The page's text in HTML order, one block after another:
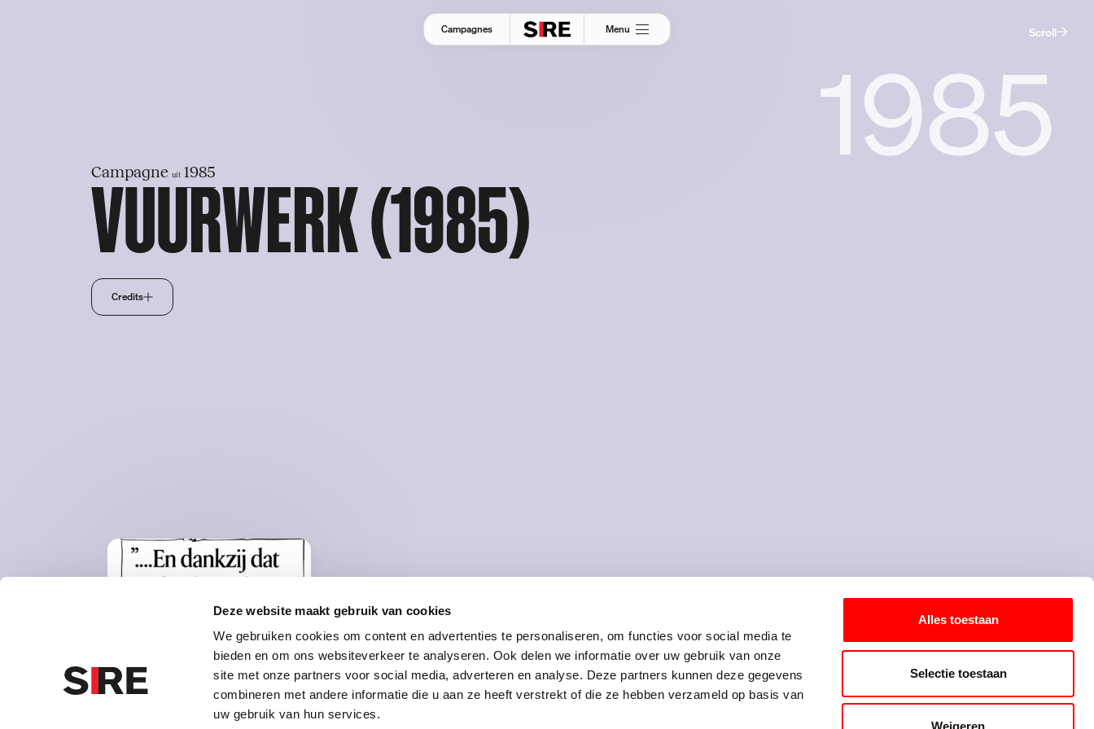
Deze website maakt gebruik van cookies
We gebruiken cookies om content en advertenties te personaliseren, om functies voor social media te
bieden en om ons websiteverkeer te analyseren. Ook delen we informatie over uw gebruik van onze
site met onze partners voor social media, adverteren en analyse. Deze partners kunnen deze gegevens
combineren met andere informatie die u aan ze heeft verstrekt of die ze hebben verzameld op basis van
uw gebruik van hun services.
Alles toestaan
Selectie toestaan
Weigeren
Campagnes Menu Scroll
Campagne uit 1985
VUURWERK (1985)
Credits
1985
WAAROM DEZE CAMPAGNE
Naar schatting liepen gedurende de jaarwisseling '84/'85 760
jongeren in de leeftijd van 10-19 jaar letsel op na een vuurwerk-
ongeval. Experimenteren met vuurwerk, zoals het samenbundelen
een onderwerp?
Mail jouw suggestie!